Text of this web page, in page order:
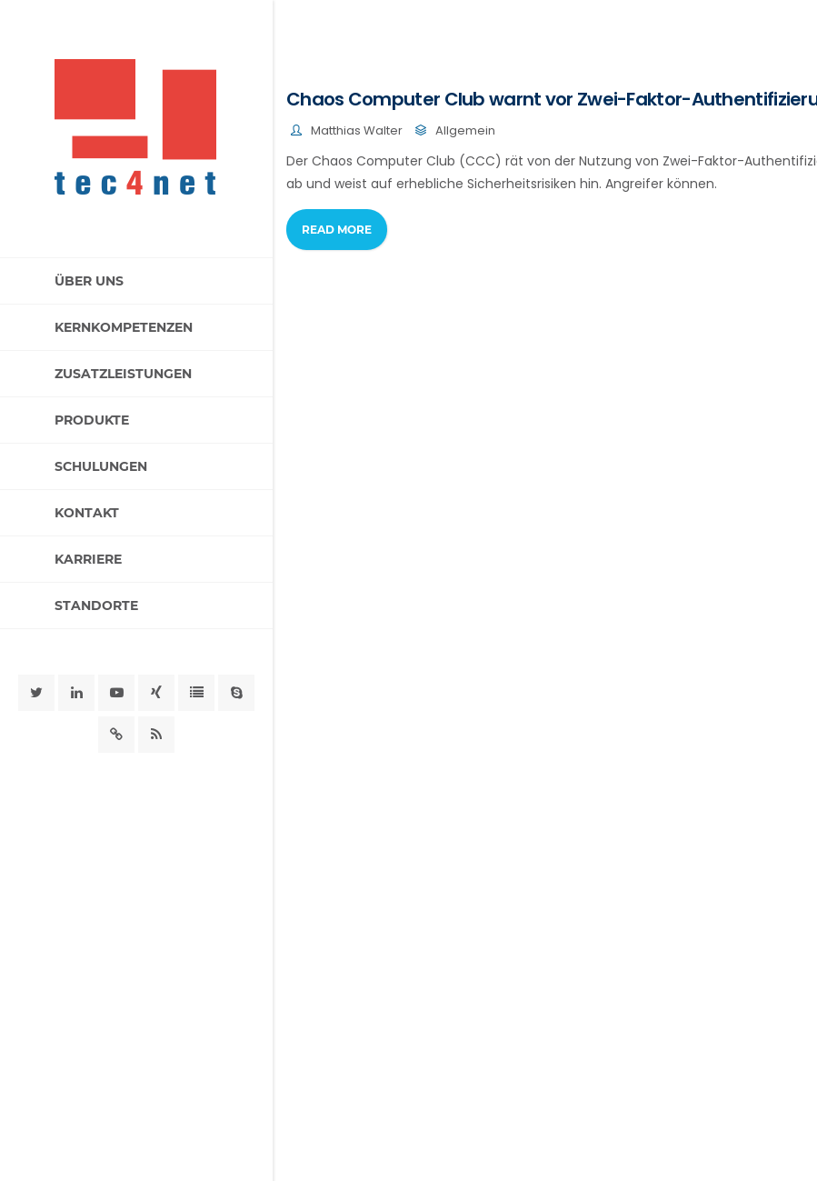
ÜBER UNS
KERNKOMPETENZEN
ZUSATZLEISTUNGEN
PRODUKTE
SCHULUNGEN
KONTAKT
KARRIERE
STANDORTE
Chaos Computer Club warnt vor Zwei-Faktor-
Matthias Walter Allgemein
Der Chaos Computer Club (CCC) rät von der Nutzung von Zwei-Faktor-
ab und weist auf erhebliche Sicherheitsrisiken hin. Angreifer können.
READ MORE